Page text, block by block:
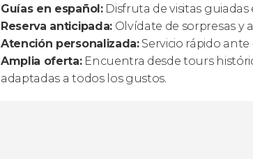
Guías en español:Disfruta de visitas
Reserva anticipada:Olvídate de sorpresas y
Atención personalizada:Servicio rápido
Amplia oferta:Encuentra desde tours
adaptadas a todos los gustos.